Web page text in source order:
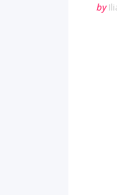
by